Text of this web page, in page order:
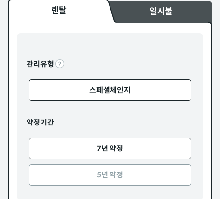
렌탈 일시불
관리유형
스페셜체인지
약정기간
7년 약정
5년 약정